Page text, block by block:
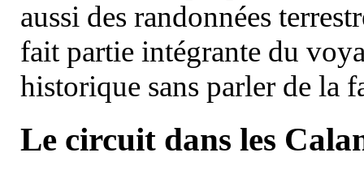
aussi des randonnées
fait partie intégrante du
historique sans parler de la
Le circuit dans les